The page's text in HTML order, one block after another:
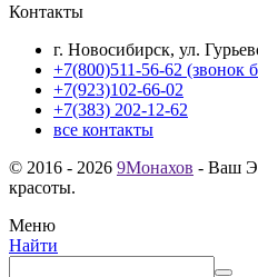
Контакты
г. Новосибирск, ул.
+7(800)511-56-62 (звонок
+7(923)102-66-02
+7(383) 202-12-62
все контакты
© 2016 - 2026 9Монахов - Ваш
красоты.
Меню
Найти